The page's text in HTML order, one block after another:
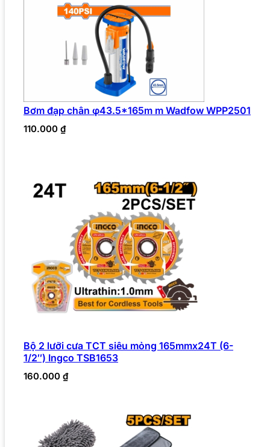
Bơm đạp chân φ43.5*165m m Wadfow WPP2501
110.000 ₫
Bộ 2 lưỡi cưa TCT siêu mỏng 165mmx24T (6-
1/2″) Ingco TSB1653
160.000 ₫